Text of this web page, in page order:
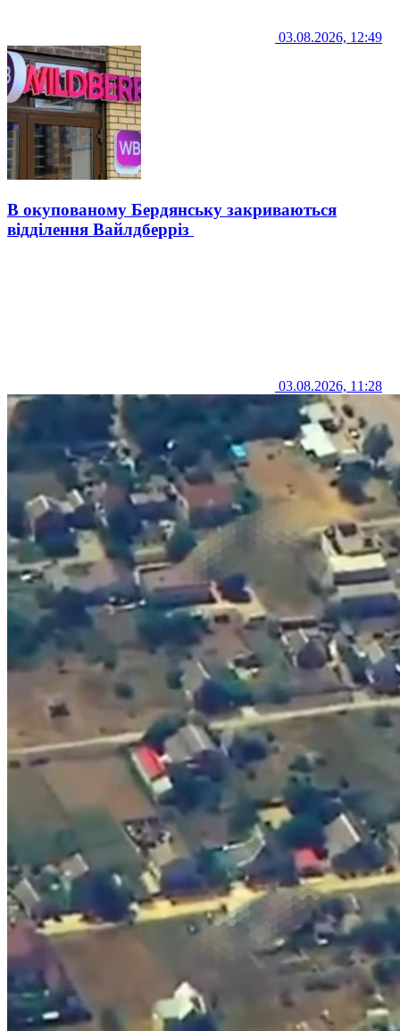
03.08.2026, 12:49
В окупованому Бердянську закриваються
відділення Вайлдберріз
03.08.2026, 11:28